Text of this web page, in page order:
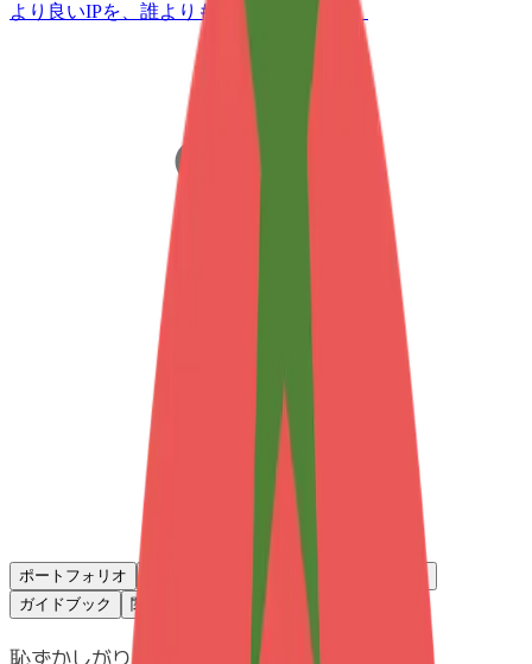
より良いIPを、誰よりも早く見つけよう。
ポートフォリオ コラボレーション情報
代表チャンネル
ガイドブック
関連IP